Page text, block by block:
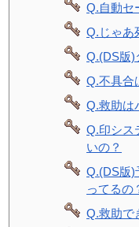
Q.自動セ
Q.じゃあ
Q.(DS版)
Q.不具合
Q.救助は
Q.印シス
いの？
Q.(DS版)
ってるの
Q.救助で